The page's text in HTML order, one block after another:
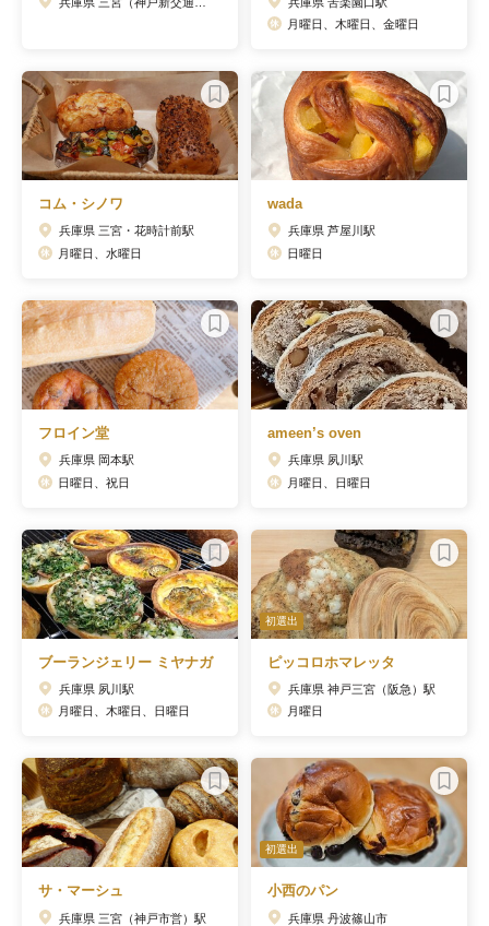
月曜日、木曜日、金曜日
コム・シノワ
兵庫県 三宮・花時計前駅
月曜日、水曜日
wada
兵庫県 芦屋川駅
日曜日
フロイン堂
兵庫県 岡本駅
日曜日、祝日
ameen’s oven
兵庫県 夙川駅
月曜日、日曜日
ブーランジェリー ミヤナガ
兵庫県 夙川駅
月曜日、木曜日、日曜日
初選出
ピッコロホマレッタ
兵庫県 神戸三宮（阪急）駅
月曜日
サ・マーシュ
兵庫県 三宮（神戸市営）駅
初選出
小西のパン
兵庫県 丹波篠山市